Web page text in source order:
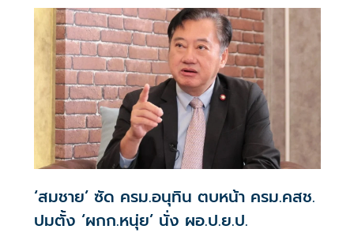
‘สมชาย’ ซัด ครม.อนุทิน ตบหน้า ครม.คสช.
ปมตั้ง ‘ผกก.หนุ่ย’ นั่ง ผอ.ป.ย.ป.